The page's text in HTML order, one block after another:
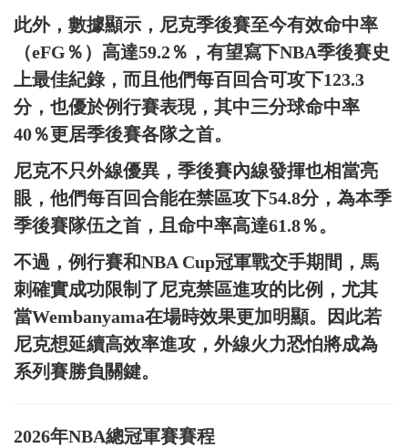
此外，數據顯示，尼克季後賽至今有效命中率
（eFG％）高達59.2％，有望寫下NBA季後賽史
上最佳紀錄，而且他們每百回合可攻下123.3
分，也優於例行賽表現，其中三分球命中率
40％更居季後賽各隊之首。
尼克不只外線優異，季後賽內線發揮也相當亮
眼，他們每百回合能在禁區攻下54.8分，為本季
季後賽隊伍之首，且命中率高達61.8％。
不過，例行賽和NBA Cup冠軍戰交手期間，馬
刺確實成功限制了尼克禁區進攻的比例，尤其
當Wembanyama在場時效果更加明顯。因此若
尼克想延續高效率進攻，外線火力恐怕將成為
系列賽勝負關鍵。
2026年NBA總冠軍賽賽程